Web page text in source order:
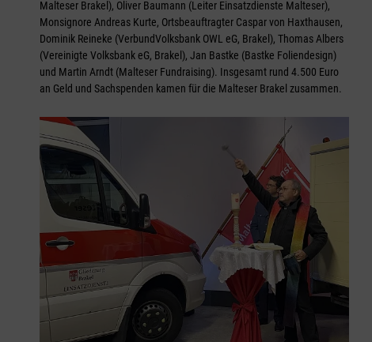
Malteser Brakel), Oliver Baumann (Leiter Einsatzdienste Malteser),
Monsignore Andreas Kurte, Ortsbeauftragter Caspar von Haxthausen,
Dominik Reineke (VerbundVolksbank OWL eG, Brakel), Thomas Albers
(Vereinigte Volksbank eG, Brakel), Jan Bastke (Bastke Foliendesign)
und Martin Arndt (Malteser Fundraising). Insgesamt rund 4.500 Euro
an Geld und Sachspenden kamen für die Malteser Brakel zusammen.